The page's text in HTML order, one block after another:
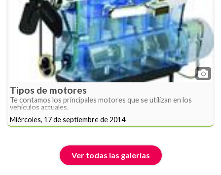
Tipos de motores
Te contamos los principales motores que se utilizan en los
vehículos actuales.
Miércoles, 17 de septiembre de 2014
Ver todas las galerías